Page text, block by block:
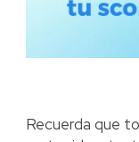
Recuerda que